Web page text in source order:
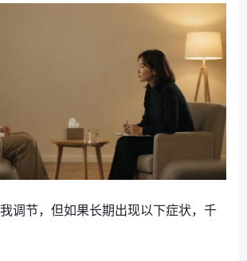
调节，但如果长期出现以下症状，千